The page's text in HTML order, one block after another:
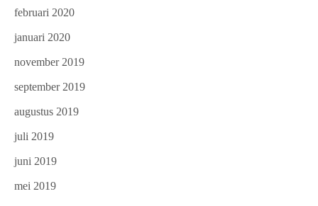
februari 2020
januari 2020
november 2019
september 2019
augustus 2019
juli 2019
juni 2019
mei 2019